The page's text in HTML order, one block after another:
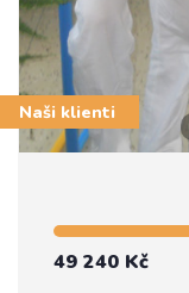
Naši klienti
49 240 Kč